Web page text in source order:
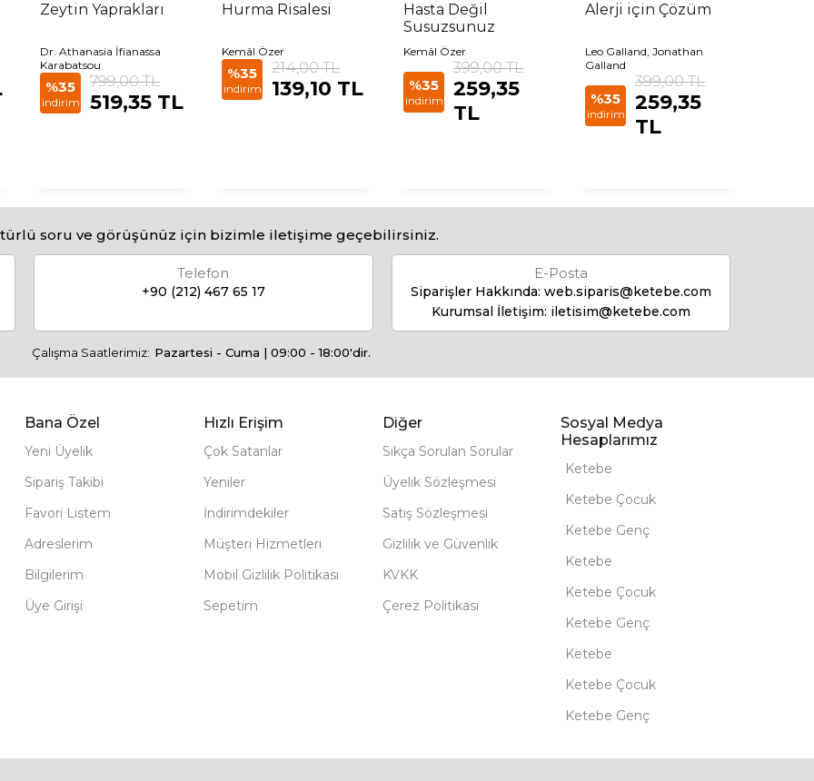
Zeytin Yaprakları
Dr. Athanasia İfianassa
Karabatsou
%35
indirim
799,00 TL
519,35 TL
Hurma Risalesi
Kemâl Özer
%35
indirim
214,00 TL
139,10 TL
Hasta Değil
Susuzsunuz
Kemâl Özer
%35
indirim
399,00 TL
259,35
TL
Alerji için Çözüm
Leo Galland, Jonathan
Galland
%35
indirim
399,00 TL
259,35
TL
soru ve görüşünüz için bizimle iletişime geçebilirsiniz.
Telefon
+90 (212) 467 65 17
E-Posta
Siparişler Hakkında: web.siparis@ketebe.com
Kurumsal İletişim: iletisim@ketebe.com
Çalışma Saatlerimiz: Pazartesi - Cuma | 09:00 - 18:00'dir.
Bana Özel
Yeni Üyelik
Sipariş Takibi
Favori Listem
Adreslerim
Bilgilerim
Üye Girişi
Hızlı Erişim
Çok Satanlar
Yeniler
İndirimdekiler
Müşteri Hizmetleri
Mobil Gizlilik Politikası
Sepetim
Diğer
Sıkça Sorulan Sorular
Üyelik Sözleşmesi
Satış Sözleşmesi
Gizlilik ve Güvenlik
KVKK
Çerez Politikası
Sosyal Medya
Hesaplarımız
Ketebe
Ketebe Çocuk
Ketebe Genç
Ketebe
Ketebe Çocuk
Ketebe Genç
Ketebe
Ketebe Çocuk
Ketebe Genç